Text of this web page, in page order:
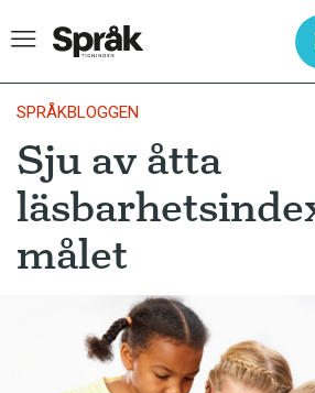
Hem
Artiklar
Krönikor
Språkfrågor
Skrivtips
Bokrecensioner
SPRÅKBLOGGEN
Sju av åtta
målet